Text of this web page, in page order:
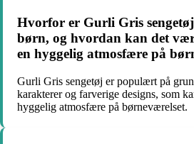
Hvorfor er Gurli Gris
børn, og hvordan kan det
en hyggelig atmosfære på
Gurli Gris sengetøj er populært på
karakterer og farverige designs, som
hyggelig atmosfære på børneværelset.